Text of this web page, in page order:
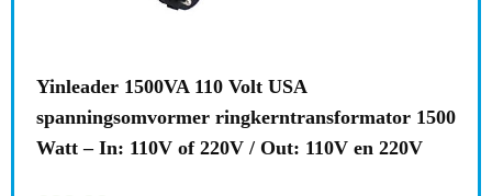
1500
en 220V
Brennenstuhl meervoudige stekkerdoos,
stekkeradapter 2-voudig
kinderbeveiliging, kleur: wit Single 1…